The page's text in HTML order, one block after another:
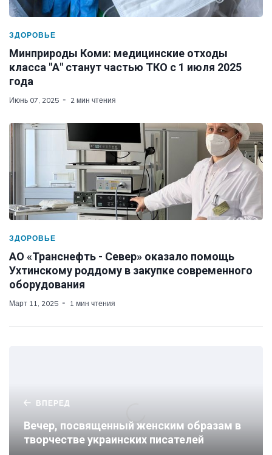
ЗДОРОВЬЕ
Минприроды Коми: медицинские отходы
класса "А" станут частью ТКО с 1 июля 2025
года
Июнь 07, 2025 2 мин чтения
ЗДОРОВЬЕ
АО «Транснефть - Север» оказало помощь
Ухтинскому роддому в закупке современного
оборудования
Март 11, 2025 1 мин чтения
ВПЕРЕД
Вечер, посвященный женским образам в
творчестве украинских писателей